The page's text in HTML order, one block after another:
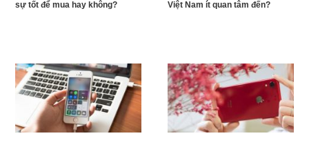
sự tốt để mua hay không? Việt Nam ít quan tâm đến?